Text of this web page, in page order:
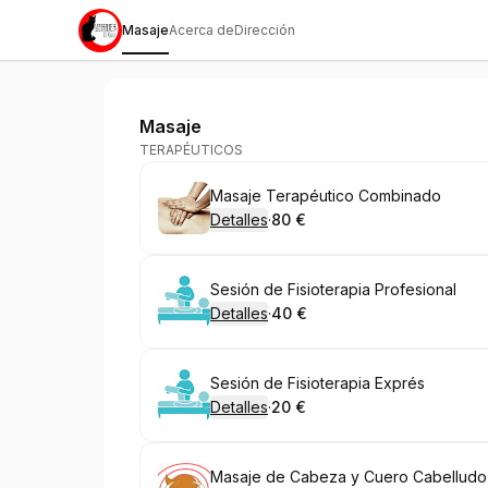
MasajeAcerca deDirección
MASAJES El Gato - Torre de la Horadada
Masaje
TERAPÉUTICOS
Reservar
Masaje Terapéutico Combinado
Detalles·
.Precio
80 €
Reservar
Sesión de Fisioterapia Profesional
Detalles·
.Precio
40 €
Reservar
Sesión de Fisioterapia Exprés
Detalles·
.Precio
20 €
Reservar
Masaje de Cabeza y Cuero Cabelludo